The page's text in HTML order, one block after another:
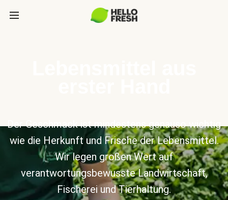
Der Geschmack ist mindestens genauso wichtig
wie die Herkunft und Frische der Lebensmittel.
Wir legen großen Wert auf
verantwortungsbewusste Landwirtschaft,
Fischerei und Tierhaltung.